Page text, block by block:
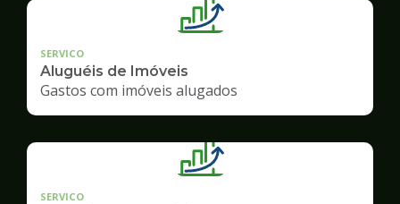
SERVICO
Aluguéis de Imóveis
Gastos com imóveis alugados
SERVICO